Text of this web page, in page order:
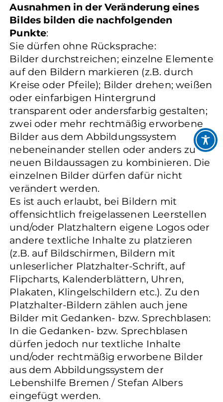
Ausnahmen in der Veränderung eines
Bildes bilden die nachfolgenden
Punkte:
Sie dürfen ohne Rücksprache:
Bilder durchstreichen; einzelne Elemente
auf den Bildern markieren (z.B. durch
Kreise oder Pfeile); Bilder drehen; weißen
oder einfarbigen Hintergrund
transparent oder andersfarbig gestalten;
zwei oder mehr rechtmäßig erworbene
Bilder aus dem Abbildungssystem
nebeneinander stellen oder anders zu
neuen Bildaussagen zu kombinieren. Die
einzelnen Bilder dürfen dafür nicht
verändert werden.
Es ist auch erlaubt, bei Bildern mit
offensichtlich freigelassenen Leerstellen
und/oder Platzhaltern eigene Logos oder
andere textliche Inhalte zu platzieren
(z.B. auf Bildschirmen, Bildern mit
unleserlicher Platzhalter-Schrift, auf
Flipcharts, Kalenderblättern, Uhren,
Plakaten, Klingelschildern etc.). Zu den
Platzhalter-Bildern zählen auch jene
Bilder mit Gedanken- bzw. Sprechblasen:
In die Gedanken- bzw. Sprechblasen
dürfen jedoch nur textliche Inhalte
und/oder rechtmäßig erworbene Bilder
aus dem Abbildungssystem der
Lebenshilfe Bremen / Stefan Albers
eingefügt werden.